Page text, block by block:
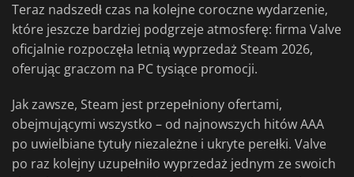
Teraz nadszedł czas na kolejne coroczne wydarzenie,
które jeszcze bardziej podgrzeje atmosferę: firma Valve
oficjalnie rozpoczęła letnią wyprzedaż Steam 2026,
oferując graczom na PC tysiące promocji.
Jak zawsze, Steam jest przepełniony ofertami,
obejmującymi wszystko – od najnowszych hitów AAA
po uwielbiane tytuły niezależne i ukryte perełki. Valve
po raz kolejny uzupełniło wyprzedaż jednym ze swoich